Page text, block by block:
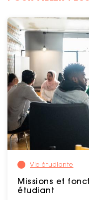
Vie étudiante
Missions et
étudiant